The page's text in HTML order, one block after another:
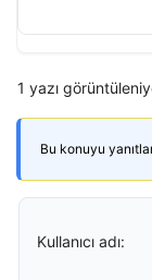
1 yazı
Bu konuyu
Kullanıcı adı: